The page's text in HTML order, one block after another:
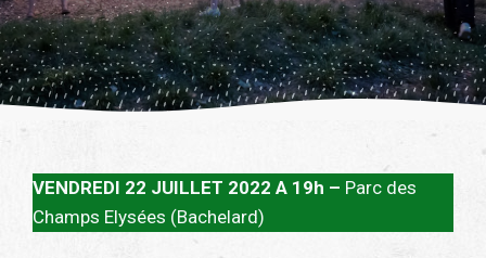
VENDREDI 22 JUILLET 2022 A 19h – Parc des
Champs Elysées (Bachelard)